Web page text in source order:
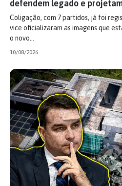
defendem legado e
Coligação, com 7 partidos, já foi
vice oficializaram as imagens que
o novo…
10/08/2026